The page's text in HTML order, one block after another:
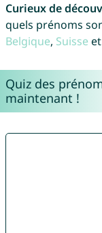
Curieux de
quels prénoms
Belgique, Suisse et
Quiz des
maintenant !